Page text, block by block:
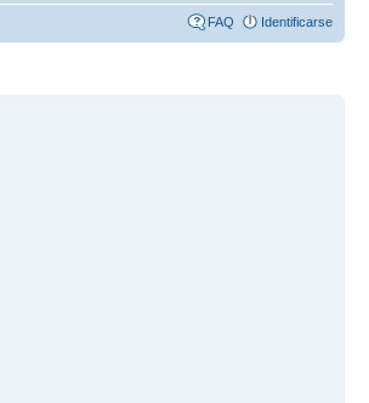
FAQ Identificarse